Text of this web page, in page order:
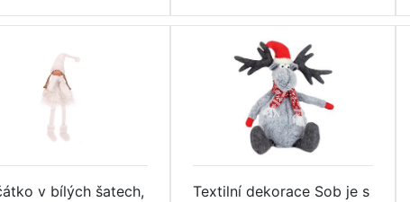
v bílých šatech,
Textilní dekorace Sob je s